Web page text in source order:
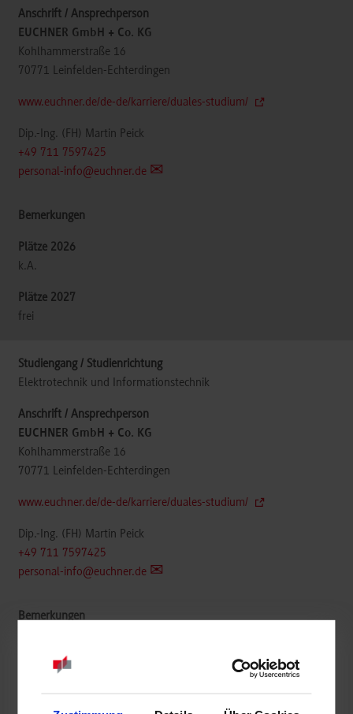
EUCHNER GmbH + Co. KG
Kohlhammerstraße 16
70771 Leinfelden-Echterdingen
www.euchner.de/de-de/karriere/duales-studium/
Dip.-Ing. (FH) Martin Peick
+49 711 7597425
personal-info@euchner.de
k.A.
frei
Elektrotechnik und Informationstechnik
EUCHNER GmbH + Co. KG
Kohlhammerstraße 16
70771 Leinfelden-Echterdingen
www.euchner.de/de-de/karriere/duales-studium/
Dip.-Ing. (FH) Martin Peick
+49 711 7597425
personal-info@euchner.de